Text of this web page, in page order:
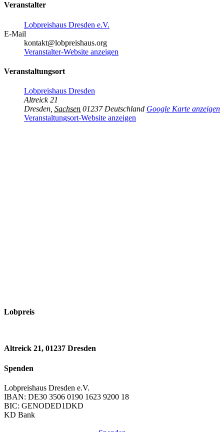
Veranstalter
Lobpreishaus Dresden e.V.
E-Mail
kontakt@lobpreishaus.org
Veranstalter-Website anzeigen
Veranstaltungsort
Lobpreishaus Dresden
Altreick 21
Dresden Sachsen 01237 Deutschland Google Karte anzeigen
Veranstaltungsort-Website anzeigen
Lobpreis
Altreick 21, 01237 Dresden
Spenden
Lobpreishaus Dresden e.V.
IBAN: DE30 3506 0190 1623 9200 18
BIC: GENODED1DKD
KD Bank